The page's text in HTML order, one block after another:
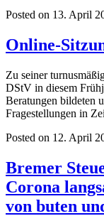
Posted on 13. April
Online-
Zu seiner
DStV in diesem
Beratungen bildeten
Fragestellungen in
Posted on 12. April
Bremer
Corona
von buten